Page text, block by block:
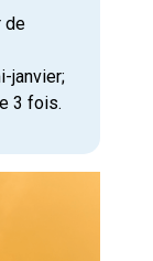
de
janvier;
3 fois.